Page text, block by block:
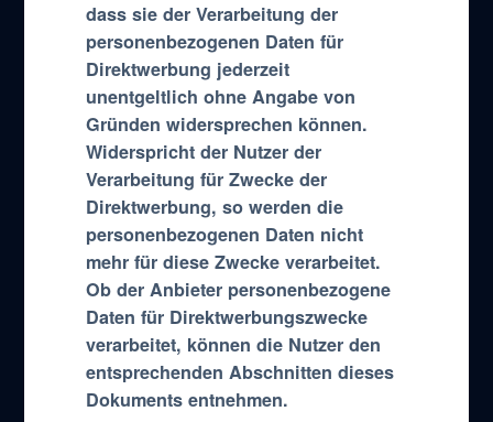
dass sie der Verarbeitung der
personenbezogenen Daten für
Direktwerbung jederzeit
unentgeltlich ohne Angabe von
Gründen widersprechen können.
Widerspricht der Nutzer der
Verarbeitung für Zwecke der
Direktwerbung, so werden die
personenbezogenen Daten nicht
mehr für diese Zwecke verarbeitet.
Ob der Anbieter personenbezogene
Daten für Direktwerbungszwecke
verarbeitet, können die Nutzer den
entsprechenden Abschnitten dieses
Dokuments entnehmen.